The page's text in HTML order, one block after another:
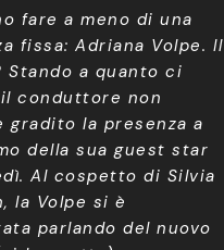
fare a meno di una
fissa: Adriana Volpe. Il
Stando a quanto ci
conduttore non
gradito la presenza a
della sua guest star
Al cospetto di Silvia
la Volpe si è
parlando del nuovo